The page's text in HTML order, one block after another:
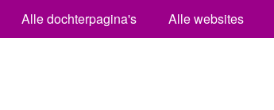
Alle dochterpagina's Alle websites